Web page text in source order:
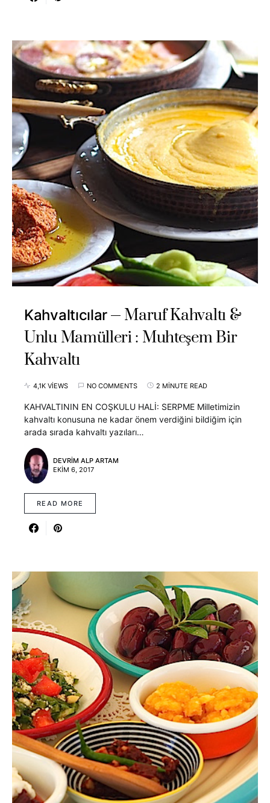
Kahvaltıcılar
Maruf Kahvaltı &
Unlu Mamülleri : Muhteşem Bir
Kahvaltı
4,1K VIEWS NO COMMENTS 2 MINUTE READ
KAHVALTININ EN COŞKULU HALİ: SERPME Milletimizin
kahvaltı konusuna ne kadar önem verdiğini bildiğim için
arada sırada kahvaltı yazıları…
DEVRIM ALP ARTAM
EKIM 6, 2017
READ MORE